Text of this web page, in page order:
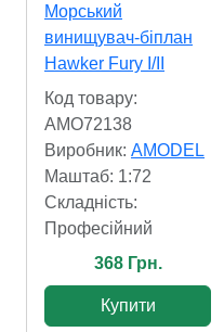
Морський
винищувач-біплан
Hawker Fury I/II
Код товару:
AMO72138
Виробник: AMODEL
Маштаб: 1:72
Складність:
Професійний
368 Грн.
Купити